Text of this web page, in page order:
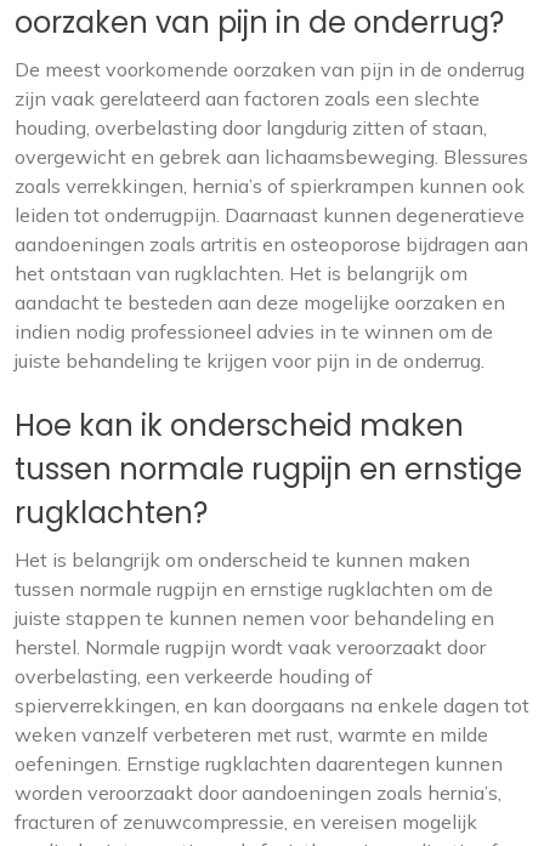
oorzaken van pijn in de onderrug?
De meest voorkomende oorzaken van pijn in de onderrug
zijn vaak gerelateerd aan factoren zoals een slechte
houding, overbelasting door langdurig zitten of staan,
overgewicht en gebrek aan lichaamsbeweging. Blessures
zoals verrekkingen, hernia’s of spierkrampen kunnen ook
leiden tot onderrugpijn. Daarnaast kunnen degeneratieve
aandoeningen zoals artritis en osteoporose bijdragen aan
het ontstaan van rugklachten. Het is belangrijk om
aandacht te besteden aan deze mogelijke oorzaken en
indien nodig professioneel advies in te winnen om de
juiste behandeling te krijgen voor pijn in de onderrug.
Hoe kan ik onderscheid maken
tussen normale rugpijn en ernstige
rugklachten?
Het is belangrijk om onderscheid te kunnen maken
tussen normale rugpijn en ernstige rugklachten om de
juiste stappen te kunnen nemen voor behandeling en
herstel. Normale rugpijn wordt vaak veroorzaakt door
overbelasting, een verkeerde houding of
spierverrekkingen, en kan doorgaans na enkele dagen tot
weken vanzelf verbeteren met rust, warmte en milde
oefeningen. Ernstige rugklachten daarentegen kunnen
worden veroorzaakt door aandoeningen zoals hernia’s,
fracturen of zenuwcompressie, en vereisen mogelijk